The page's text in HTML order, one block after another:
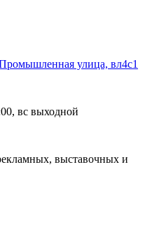
улица, вл4с1
вс выходной
выставочных и